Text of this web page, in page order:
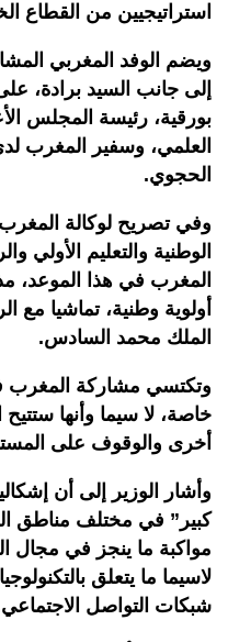
استراتيجيين من القطاع
ويضم الوفد المغربي
إلى جانب السيد برادة،
بورقية، رئيسة المجلس
العلمي، وسفير المغرب
الحجوي.
وفي تصريح لوكالة المغرب
الوطنية والتعليم الأولي
المغرب في هذا الموعد،
أولوية وطنية، تماشيا مع
الملك محمد السادس.
وتكتسي مشاركة المغرب
خاصة، لا سيما وأنها
أخرى والوقوف على
وأشار الوزير إلى أن
كبير” في مختلف مناطق
مواكبة ما ينجز في مجال
لاسيما ما يتعلق
شبكات التواصل